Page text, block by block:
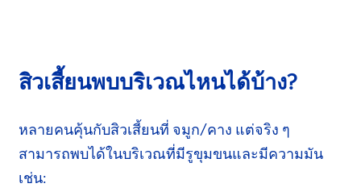
สิวเสี้ยนพบบริเวณไหนได้บ้าง?
หลายคนคุ้นกับสิวเสี้ยนที่ จมูก/คาง แต่จริง ๆ
สามารถพบได้ในบริเวณที่มีรูขุมขนและมีความมัน
เช่น: